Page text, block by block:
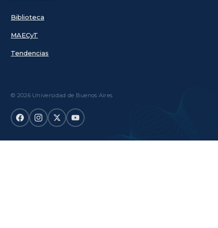
Biblioteca
MAECyT
Tendencias
© 2026 Universidad de Buenos Aires